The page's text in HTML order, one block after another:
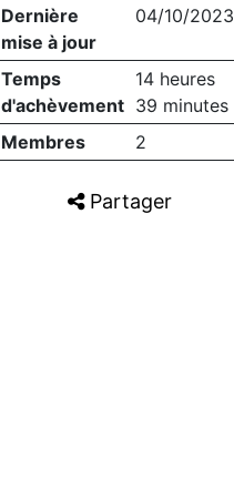
Dernière
mise à jour
04/10/2023
Temps
d'achèvement
14 heures
39 minutes
Membres
2
Partager